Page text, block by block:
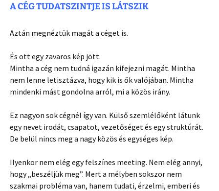
A CÉG TUDATSZINTJE IS LÁTSZIK
Aztán megnéztük magát a céget is.
És ott egy zavaros kép jött.
Mintha a cég nem tudná igazán kifejezni magát. Mintha
nem lenne letisztázva, hogy kik is ők valójában. Mintha
mindenki mást gondolna arról, mi a közös irány.
Ez nagyon sok cégnél így van. Külső szemlélőként látunk
egy nevet irodát, csapatot, vezetőséget és egy struktúrát.
De belül nincs meg a nagy közös és egységes kép.
Ilyenkor nem elég egy felszínes meeting. Nem elég annyi,
hogy „beszéljük meg”. Mert a mélyben sokszor nem
szakmai probléma van, hanem tudati, érzelmi, emberi és